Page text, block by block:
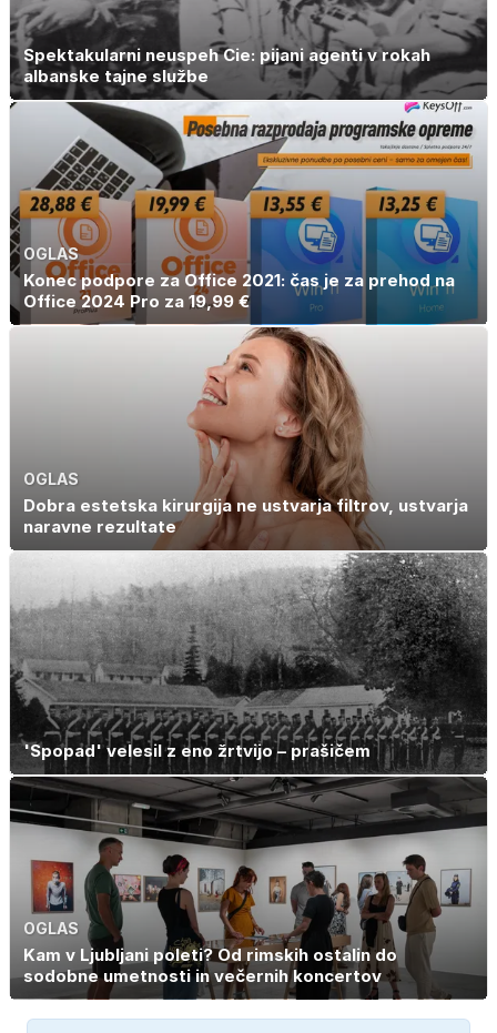
Spektakularni neuspeh Cie: pijani agenti v rokah
albanske tajne službe
OGLAS
Konec podpore za Office 2021: čas je za prehod na
Office 2024 Pro za 19,99 €
OGLAS
Dobra estetska kirurgija ne ustvarja filtrov, ustvarja
naravne rezultate
'Spopad' velesil z eno žrtvijo – prašičem
OGLAS
Kam v Ljubljani poleti? Od rimskih ostalin do
sodobne umetnosti in večernih koncertov